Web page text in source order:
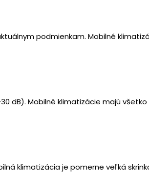
podmienkam. Mobilné
dB). Mobilné klimatizácie majú všetko
klimatizácia je pomerne veľká